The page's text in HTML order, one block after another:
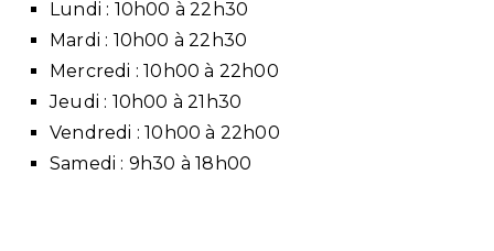
Lundi : 10h00 à 22h30
Mardi : 10h00 à 22h30
Mercredi : 10h00 à 22h00
Jeudi : 10h00 à 21h30
Vendredi : 10h00 à 22h00
Samedi : 9h30 à 18h00